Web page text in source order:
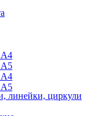
А4
А5
А4
А5
линейки, циркули